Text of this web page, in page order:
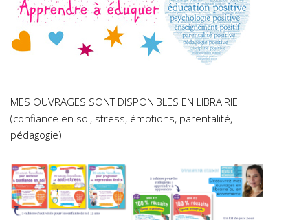
MES OUVRAGES SONT DISPONIBLES EN LIBRAIRIE
(confiance en soi, stress, émotions, parentalité,
pédagogie)